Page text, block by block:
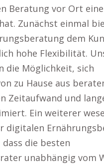
Beratung vor Ort
Zunächst einmal
dem
hohe Flexibilität.
die Möglichkeit, sich
zu Hause aus
Zeitaufwand und
Ein weiterer
digitalen
die besten
unabhängig vom